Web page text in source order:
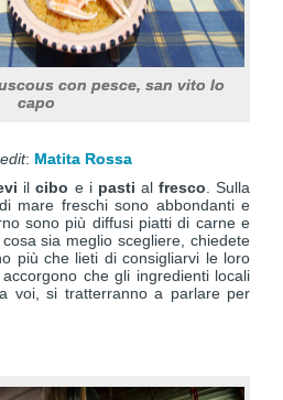
con pesce, san vito lo
capo
: Matita Rossa
ilcibo e i pasti al fresco . Sulla
mare freschi sono abbondanti e
sono più diffusi piatti di carne e
sia meglio scegliere, chiedete
più che lieti di consigliarvi le loro
che gli ingredienti locali
voi, si tratterranno a parlare per